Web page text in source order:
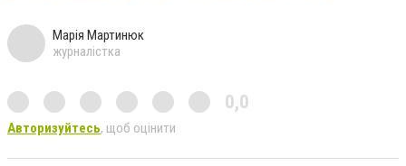
Марія Мартинюк
журналістка
0,0
Авторизуйтесь, щоб оцінити